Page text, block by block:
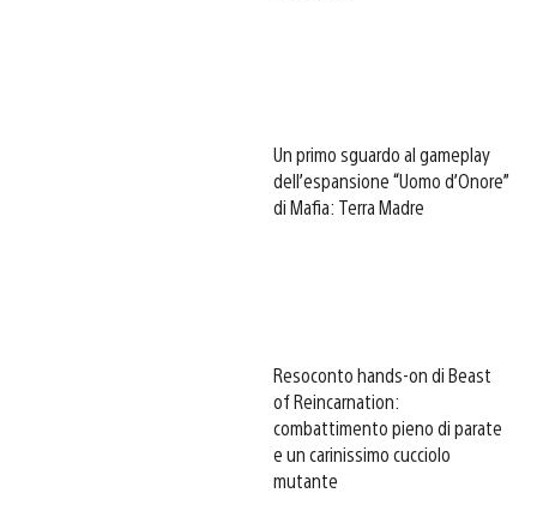
Un primo sguardo al gameplay
dell’espansione “Uomo d’Onore”
di Mafia: Terra Madre
Resoconto hands-on di Beast
of Reincarnation:
combattimento pieno di parate
e un carinissimo cucciolo
mutante